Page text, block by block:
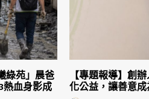
綠苑」晨爸
熱血身影成
【專題報導】創
化公益，讓善意